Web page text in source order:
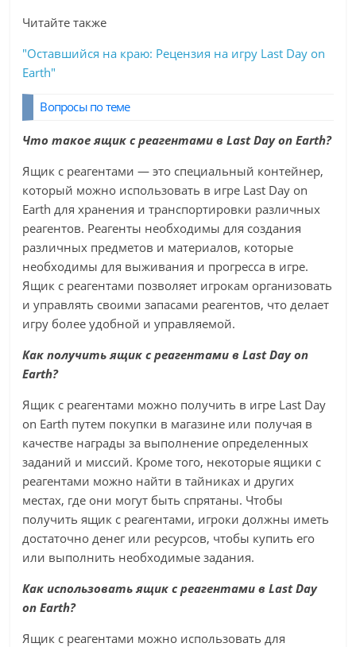
Читайте также
"Оставшийся на краю: Рецензия на игру Last Day on
Earth"
Вопросы по теме
Что такое ящик с реагентами в Last Day on Earth?
Ящик с реагентами — это специальный контейнер,
который можно использовать в игре Last Day on
Earth для хранения и транспортировки различных
реагентов. Реагенты необходимы для создания
различных предметов и материалов, которые
необходимы для выживания и прогресса в игре.
Ящик с реагентами позволяет игрокам организовать
и управлять своими запасами реагентов, что делает
игру более удобной и управляемой.
Как получить ящик с реагентами в Last Day on
Earth?
Ящик с реагентами можно получить в игре Last Day
on Earth путем покупки в магазине или получая в
качестве награды за выполнение определенных
заданий и миссий. Кроме того, некоторые ящики с
реагентами можно найти в тайниках и других
местах, где они могут быть спрятаны. Чтобы
получить ящик с реагентами, игроки должны иметь
достаточно денег или ресурсов, чтобы купить его
или выполнить необходимые задания.
Как использовать ящик с реагентами в Last Day
on Earth?
Ящик с реагентами можно использовать для